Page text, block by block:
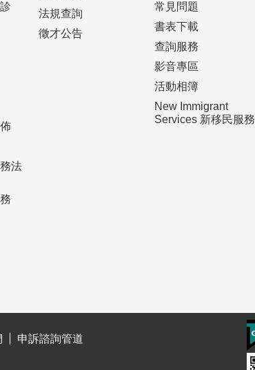
法
法規查詢
徵才公告
常見問題
書表下載
查詢服務
影音專區
活動相簿
New Immigrant
Services 新移民服務
申訴諮詢管道